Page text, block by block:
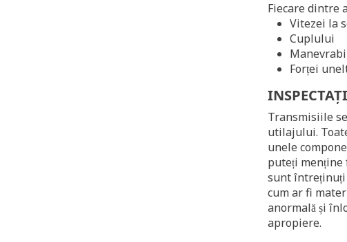
Fiecare dintre
Vitezei la
Cuplului
Forței
Transmisiile
utilajului.
unele
puteți menține
sunt întreținuți
cum ar fi
anormală și
apropiere.